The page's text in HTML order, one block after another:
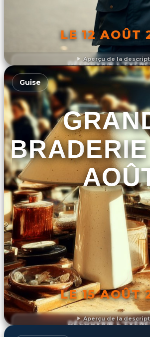
Aperçu de la
LE 12 AOÛT
DÉCOUVRIR
Aperçu de la
Guise
LE 15 AOÛT
DÉCOUVRIR